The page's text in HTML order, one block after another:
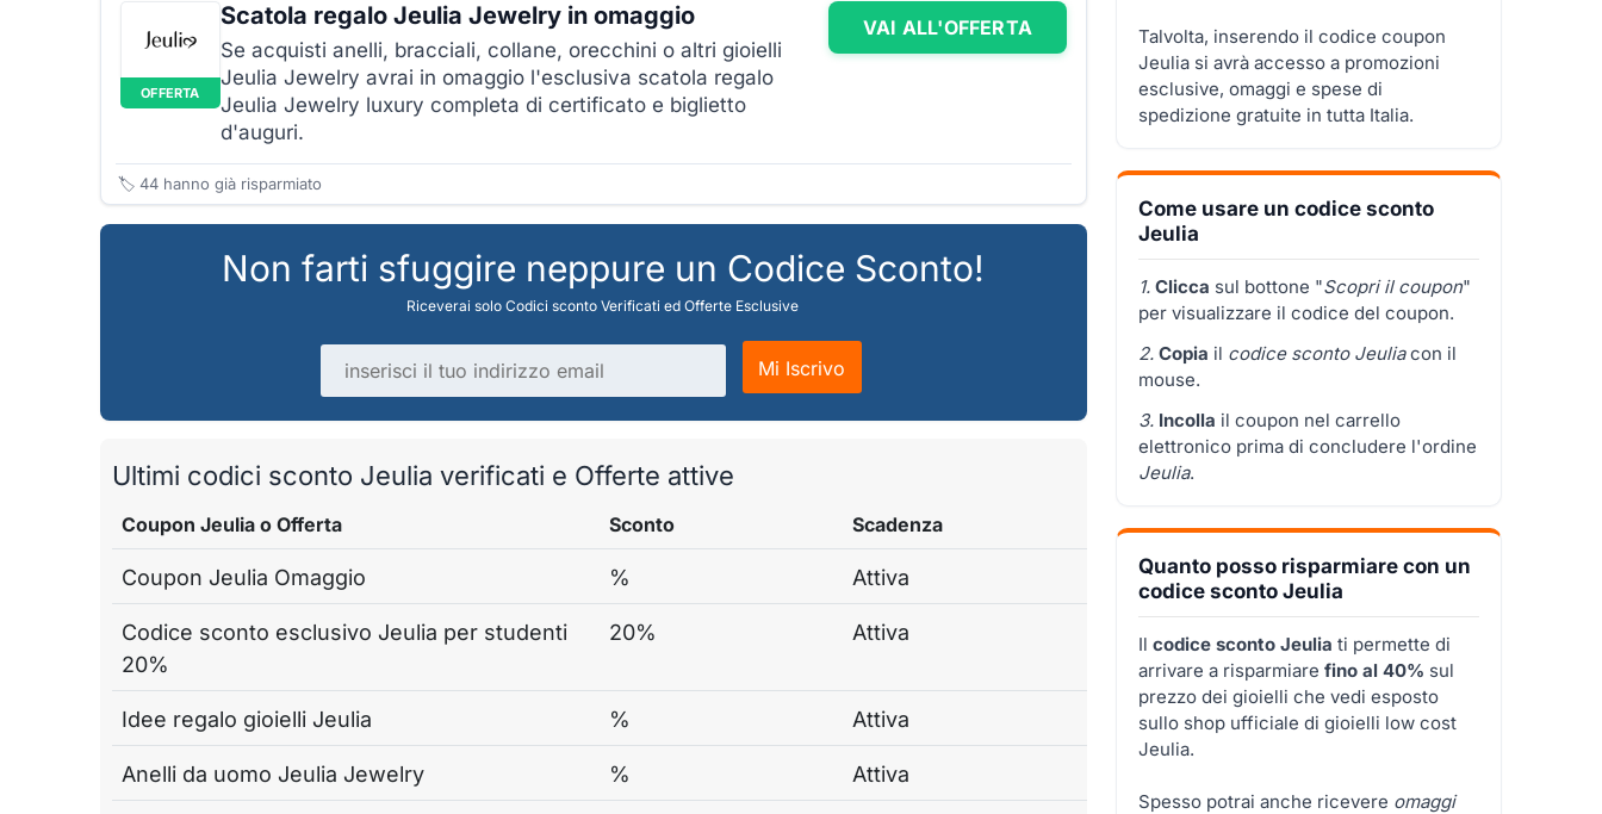
OFFERTA
Scatola regalo Jeulia Jewelry in omaggio
Se acquisti anelli, bracciali, collane, orecchini o altri gioielli
Jeulia Jewelry avrai in omaggio l'esclusiva scatola regalo
Jeulia Jewelry luxury completa di certificato e biglietto
d'auguri.
VAI ALL'OFFERTA
🏷️ 44 hanno già risparmiato
Non farti sfuggire neppure un Codice Sconto!
Riceverai solo Codici sconto Verificati ed Offerte Esclusive
Indirizzo email
Mi Iscrivo
Ultimi codici sconto Jeulia verificati e Offerte attive
Coupon Jeulia o Offerta Sconto Scadenza
Coupon Jeulia Omaggio % Attiva
Codice sconto esclusivo Jeulia per studenti
20%
20% Attiva
Idee regalo gioielli Jeulia % Attiva
Anelli da uomo Jeulia Jewelry % Attiva
Talvolta, inserendo il codice coupon
Jeulia si avrà accesso a promozioni
esclusive, omaggi e spese di
spedizione gratuite in tutta Italia.
Come usare un codice sconto
Jeulia
1. Clicca sul bottone "Scopri il coupon"
per visualizzare il codice del coupon.
2. Copia il codice sconto Jeuliacon il
mouse.
3. Incolla il coupon nel carrello
elettronico prima di concludere l'ordine
Jeulia.
Quanto posso risparmiare con un
codice sconto Jeulia
Il codice sconto Jeulia ti permette di
arrivare a risparmiare fino al 40% sul
prezzo dei gioielli che vedi esposto
sullo shop ufficiale di gioielli low cost
Jeulia.
Spesso potrai anche ricevere omaggi